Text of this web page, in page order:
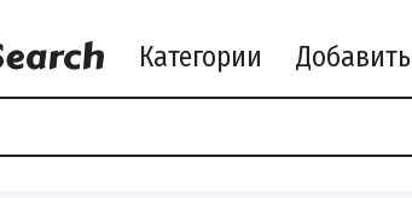
Категории Добавить